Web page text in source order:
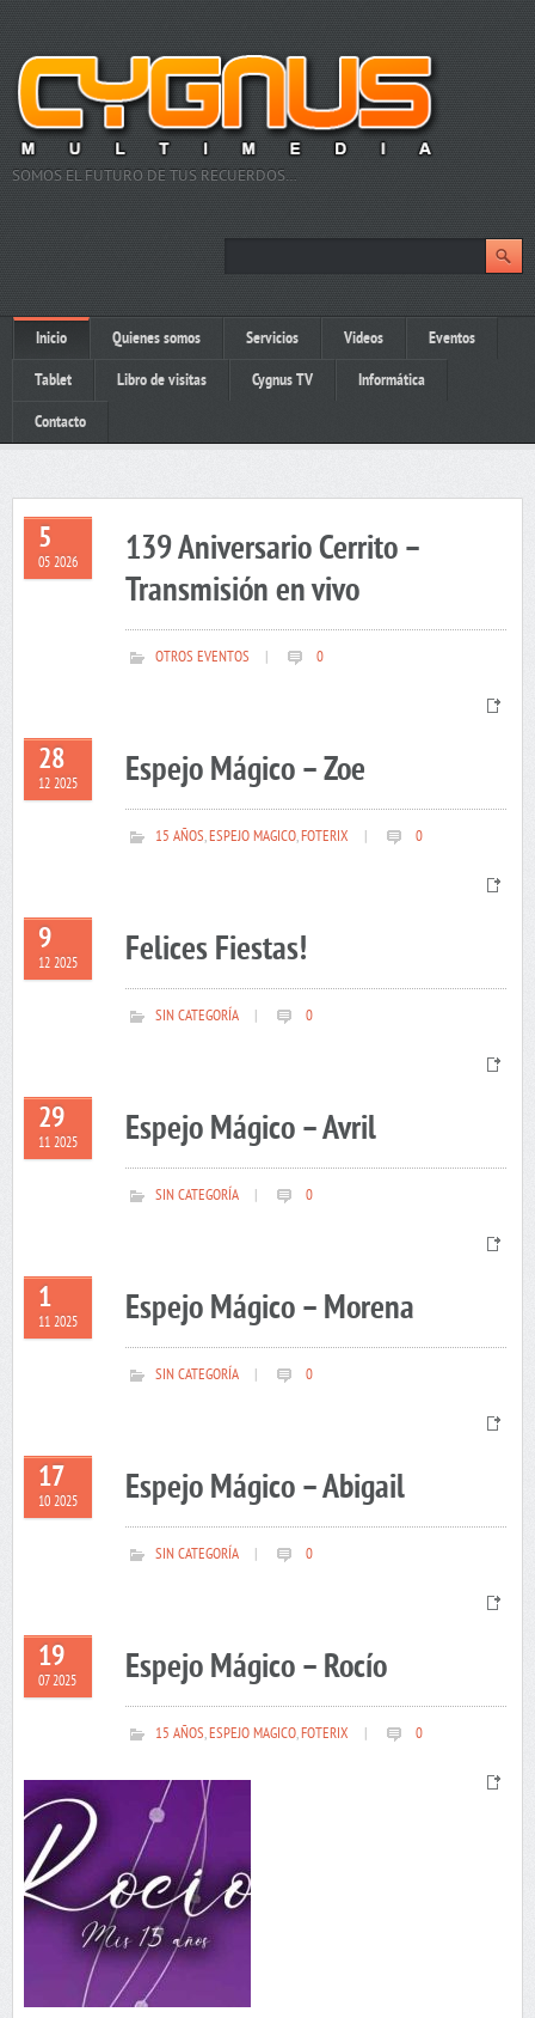
SOMOS EL FUTURO DE TUS RECUERDOS…
Inicio Quienes somos Servicios Videos Eventos
Tablet Libro de visitas Cygnus TV Informática
Contacto
5
05 2026
139 Aniversario Cerrito –
Transmisión en vivo
OTROS EVENTOS 0
28
12 2025 Espejo Mágico – Zoe
15 AÑOS,ESPEJO MAGICO,FOTERIX 0
9
12 2025 Felices Fiestas!
SIN CATEGORÍA 0
29
11 2025 Espejo Mágico – Avril
SIN CATEGORÍA 0
1
11 2025 Espejo Mágico – Morena
SIN CATEGORÍA 0
17
10 2025 Espejo Mágico – Abigail
SIN CATEGORÍA 0
19
07 2025 Espejo Mágico – Rocío
15 AÑOS,ESPEJO MAGICO,FOTERIX 0